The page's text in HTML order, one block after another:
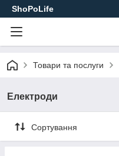
ShoPoLife
Товари та послуги
Електроди
Сортування